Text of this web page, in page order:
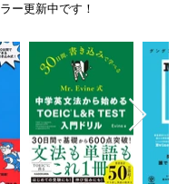
ー更新中です！